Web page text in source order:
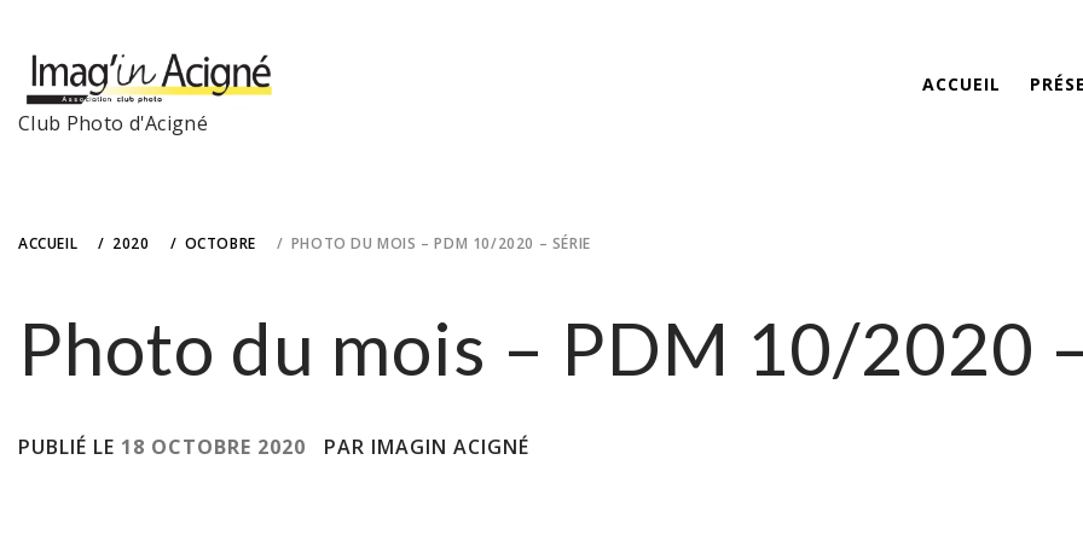
content
Club Photo d'Acigné
ACCUEIL
ACCUEIL 2020 OCTOBRE PHOTO DU MOIS – PDM 10/2020 – SÉRIE
Photo du mois – PDM 10/2020
PUBLIÉ LE 18 OCTOBRE 2020 PAR IMAGIN ACIGNÉ